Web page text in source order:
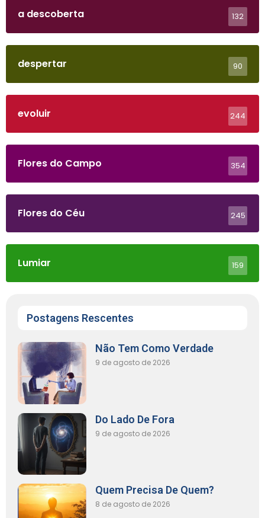
a descoberta 132
despertar 90
evoluir 244
Flores do Campo 354
Flores do Céu 245
Lumiar 159
Postagens Rescentes
Não Tem Como Verdade
9 de agosto de 2026
Do Lado De Fora
9 de agosto de 2026
Quem Precisa De Quem?
8 de agosto de 2026